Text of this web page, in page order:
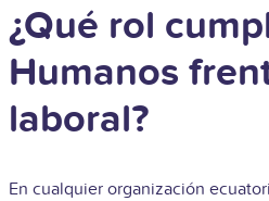
¿Qué rol
Humanos
laboral?
En cualquier organización